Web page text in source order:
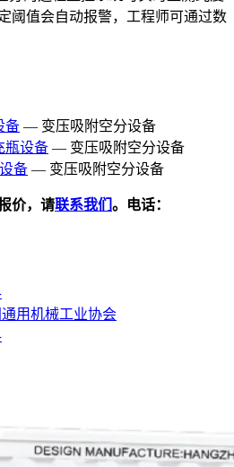
阈值会自动报警，工程师可通过数
备 — 变压吸附空分设备
瓶设备 — 变压吸附空分设备
备 — 变压吸附空分设备
价，请联系我们 。电话：
用机械工业协会